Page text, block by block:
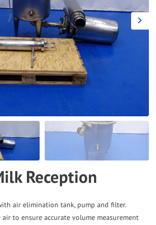
enter
to
go
to
the
selected
search
Touch
device
can
use
and
swipe
Reception
air elimination tank, pump and filter.
to ensure accurate volume measurement